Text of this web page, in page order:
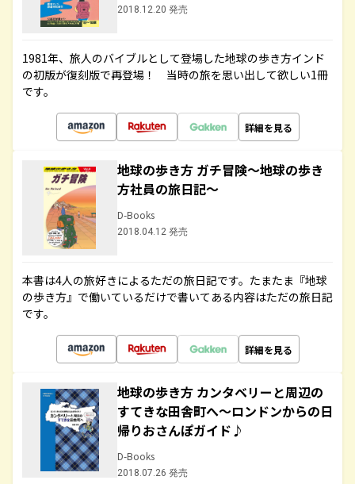
2018.12.20 発売
1981年、旅人のバイブルとして登場した地球の歩き方インド
の初版が復刻版で再登場！ 当時の旅を思い出して欲しい1冊
です。
詳細を見る
地球の歩き方 ガチ冒険～地球の歩き
方社員の旅日記～
D-Books
2018.04.12 発売
本書は4人の旅好きによるただの旅日記です。たまたま『地球
の歩き方』で働いているだけで書いてある内容はただの旅日記
です。
詳細を見る
地球の歩き方 カンタベリーと周辺の
すてきな田舎町へ～ロンドンからの日
帰りおさんぽガイド♪
D-Books
2018.07.26 発売